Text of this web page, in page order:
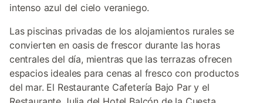
intenso azul del cielo veraniego.
Las piscinas privadas de los alojamientos rurales se
convierten en oasis de frescor durante las horas
centrales del día, mientras que las terrazas ofrecen
espacios ideales para cenas al fresco con productos
del mar. El Restaurante Cafetería Bajo Par y el